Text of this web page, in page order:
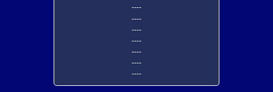
----
----
----
----
----
----
----